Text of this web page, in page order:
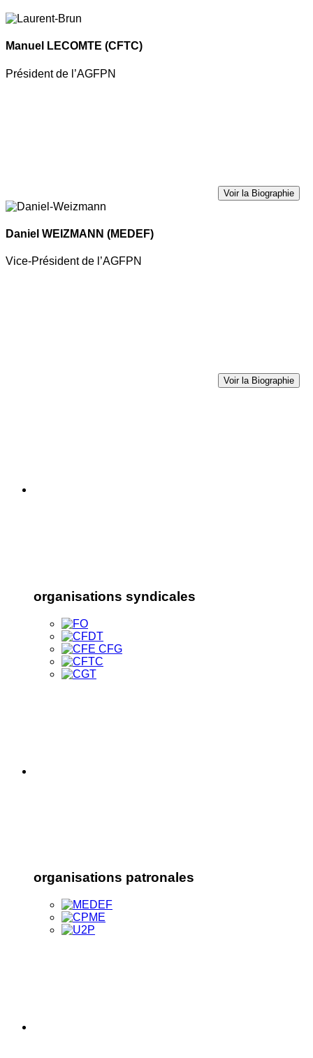
Manuel LECOMTE (CFTC)
Président de l’AGFPN
Voir la Biographie
Daniel WEIZMANN (MEDEF)
Vice-Président de l’AGFPN
Voir la Biographie
organisations syndicales
organisations patronales